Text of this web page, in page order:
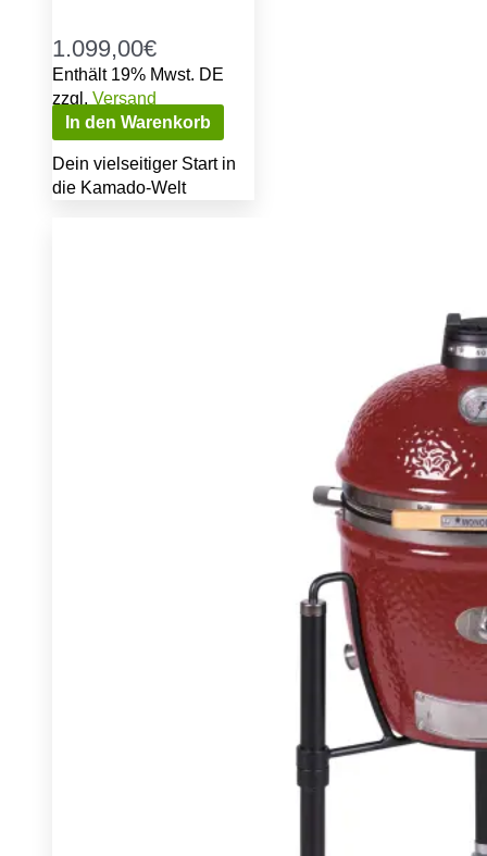
1.099,00€
Enthält 19% Mwst. DE
zzgl. Versand
In den Warenkorb
Dein vielseitiger Start in
die Kamado-Welt